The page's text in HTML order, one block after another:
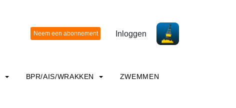
Inloggen
BPR/AIS/WRAKKEN ZWEMMEN